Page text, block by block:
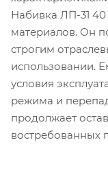
Набивка ЛП-31
материалов. Он
строгим
использовании.
условия
режима и
продолжает
востребованных